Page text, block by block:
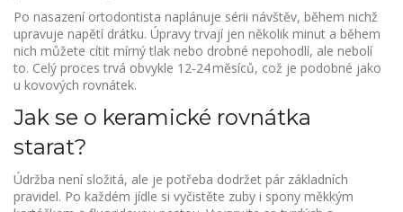
Po nasazení ortodontista naplánuje sérii návštěv, během nichž
upravuje napětí drátku. Úpravy trvají jen několik minut a během
nich můžete cítit mírný tlak nebo drobné nepohodlí, ale nebolí
to. Celý proces trvá obvykle 12‑24 měsíců, což je podobné jako
u kovových rovnátek.
Jak se o keramické rovnátka
starat?
Údržba není složitá, ale je potřeba dodržet pár základních
pravidel. Po každém jídle si vyčistěte zuby i spony měkkým